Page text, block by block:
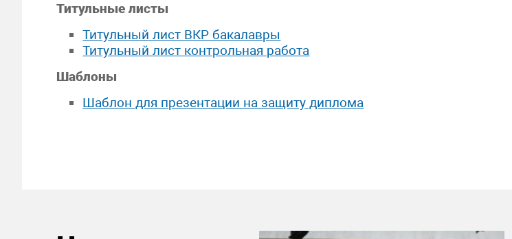
Титульные листы
Титульный лист ВКР бакалавры
Титульный лист контрольная работа
Шаблоны
Шаблон для презентации на защиту диплома